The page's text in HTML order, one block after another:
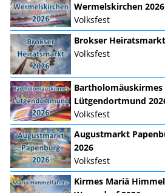
Wermelskirchen 2026
Volksfest
Brokser
Volksfest
Bartholomäuskirmes
Lütgendortmund
Volksfest
Augustmarkt
2026
Volksfest
Kirmes Mariä